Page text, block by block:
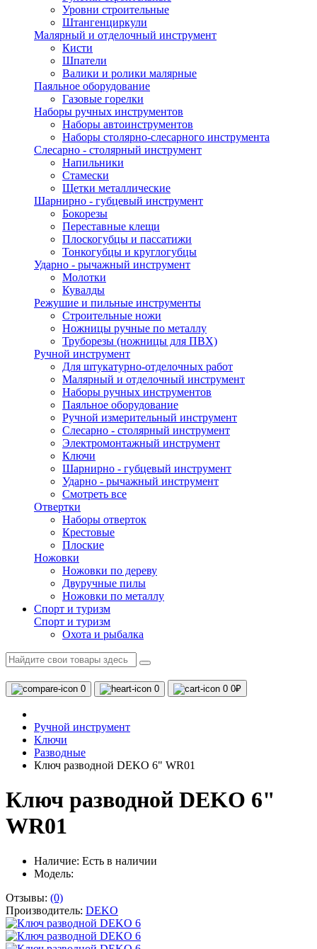
Уровни строительные
Штангенциркули
Малярный и отделочный инструмент
Кисти
Шпатели
Валики и ролики малярные
Паяльное оборудование
Газовые горелки
Наборы ручных инструментов
Наборы автоинструментов
Наборы столярно-слесарного инструмента
Слесарно - столярный инструмент
Напильники
Стамески
Щетки металлические
Шарнирно - губцевый инструмент
Бокорезы
Переставные клещи
Плоскогубцы и пассатижи
Тонкогубцы и круглогубцы
Ударно - рычажный инструмент
Молотки
Кувалды
Режушие и пильные инструменты
Строительные ножи
Ножницы ручные по металлу
Труборезы (ножницы для ПВХ)
Ручной инструмент
Для штукатурно-отделочных работ
Малярный и отделочный инструмент
Наборы ручных инструментов
Паяльное оборудование
Ручной измерительный инструмент
Слесарно - столярный инструмент
Электромонтажный инструмент
Ключи
Шарнирно - губцевый инструмент
Ударно - рычажный инструмент
Смотреть все
Отвертки
Наборы отверток
Крестовые
Плоские
Ножовки
Ножовки по дереву
Двуручные пилы
Ножовки по металлу
Спорт и туризм
Спорт и туризм
Охота и рыбалка
0 0 0 0₽
Ручной инструмент
Ключи
Разводные
Ключ разводной DEKO 6" WR01
Ключ разводной DEKO 6"
WR01
Наличие: Есть в наличии
Модель:
Отзывы: (0)
Производитель: DEKO